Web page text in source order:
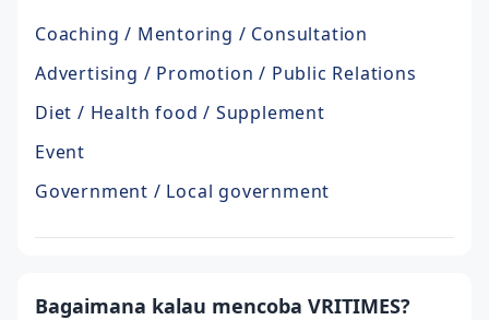
Coaching / Mentoring / Consultation
Advertising / Promotion / Public Relations
Diet / Health food / Supplement
Event
Government / Local government
Bagaimana kalau mencoba VRITIMES?